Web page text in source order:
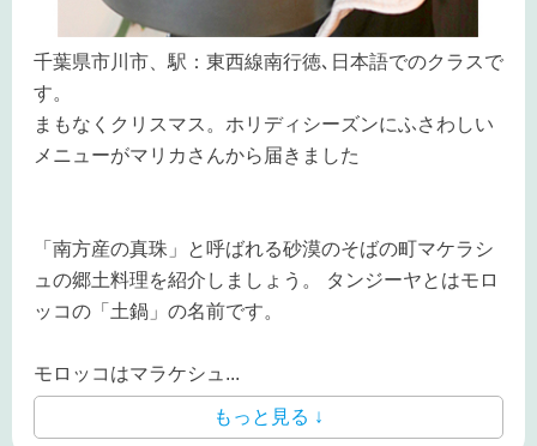
千葉県市川市、駅：東西線南行徳､日本語でのクラスで
す。
まもなくクリスマス。ホリディシーズンにふさわしい
メニューがマリカさんから届きました
「南方産の真珠」と呼ばれる砂漠のそばの町マケラシ
ュの郷土料理を紹介しましょう。 タンジーヤとはモロ
ッコの「土鍋」の名前です。
モロッコはマラケシュ...
もっと見る ↓